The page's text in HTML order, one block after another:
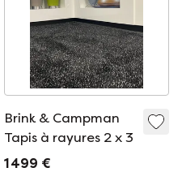
Brink & Campman
Tapis à rayures 2 x 3
1 499 €